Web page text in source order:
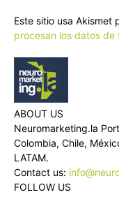
Este sitio usa Akismet
procesan los datos de
ABOUT US
Neuromarketing.la
Colombia, Chile,
LATAM.
Contact us:
FOLLOW US